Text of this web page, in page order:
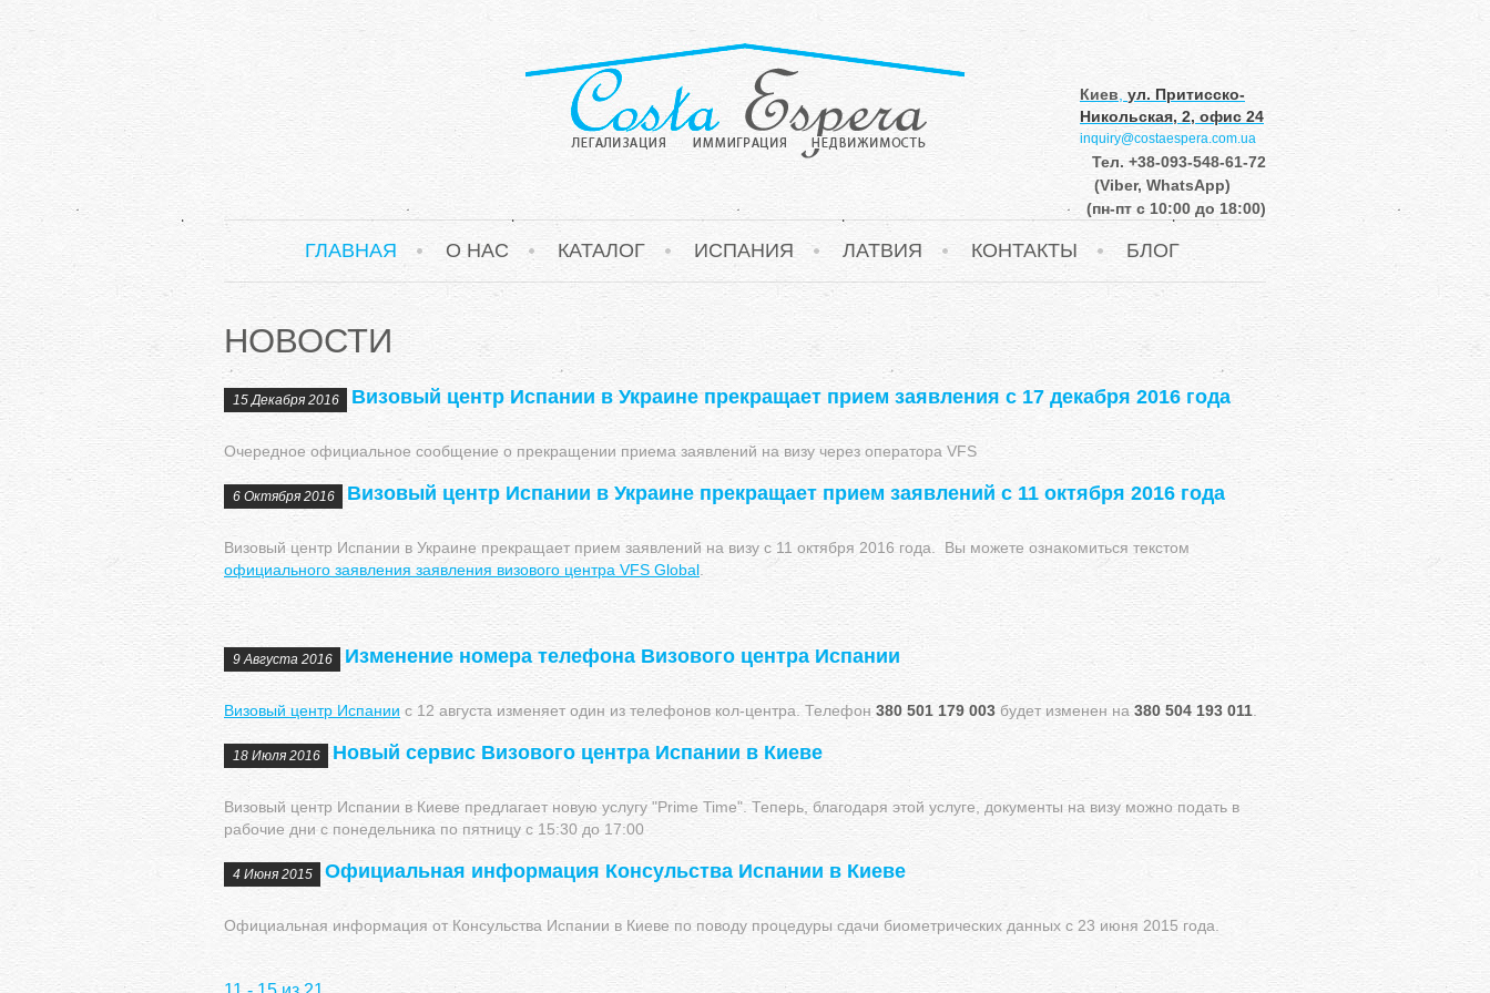
Киев ул. Притисско-
Никольская, 2, офис 24
inquiry@costaespera.com.ua
Тел. +38-093-548-61-72
(Viber, WhatsApp)
(пн-пт с 10:00 до 18:00)
ГЛАВНАЯ О НАС КАТАЛОГ ИСПАНИЯ ЛАТВИЯ КОНТАКТЫ БЛОГ
НОВОСТИ
15 Декабря 2016 Визовый центр Испании в Украине прекращает прием заявления с 17 декабря 2016 года
Очередное официальное сообщение о прекращении приема заявлений на визу через оператора VFS
6 Октября 2016 Визовый центр Испании в Украине прекращает прием заявлений с 11 октября 2016 года
Визовый центр Испании в Украине прекращает прием заявлений на визу с 11 октября 2016 года. Вы можете ознакомиться текстом
официального заявления заявления визового центра VFS Global
9 Августа 2016 Изменение номера телефона Визового центра Испании
Визовый центр Испании с 12 августа изменяет один из телефонов кол-центра. Телефон 380 501 179 003 будет изменен на 380 504 193 011
18 Июля 2016 Новый сервис Визового центра Испании в Киеве
Визовый центр Испании в Киеве предлагает новую услугу "Prime Time". Теперь, благодаря этой услуге, документы на визу можно подать в
рабочие дни с понедельника по пятницу с 15:30 до 17:00
4 Июня 2015 Официальная информация Консульства Испании в Киеве
Официальная информация от Консульства Испании в Киеве по поводу процедуры сдачи биометрических данных с 23 июня 2015 года.